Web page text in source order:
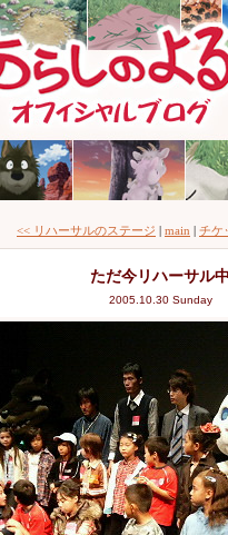
<< リハーサルのステージ | main | チケ
ただ今リハーサル
2005.10.30 Sunday